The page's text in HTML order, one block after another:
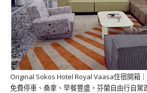
Original Sokos Hotel Royal Vaasa住宿開箱
免費停車、桑拿、早餐豐盛，芬蘭自由行自駕